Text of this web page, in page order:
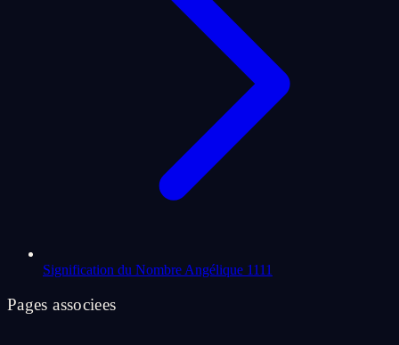
Signification du Nombre Angélique 1111
Pages associees